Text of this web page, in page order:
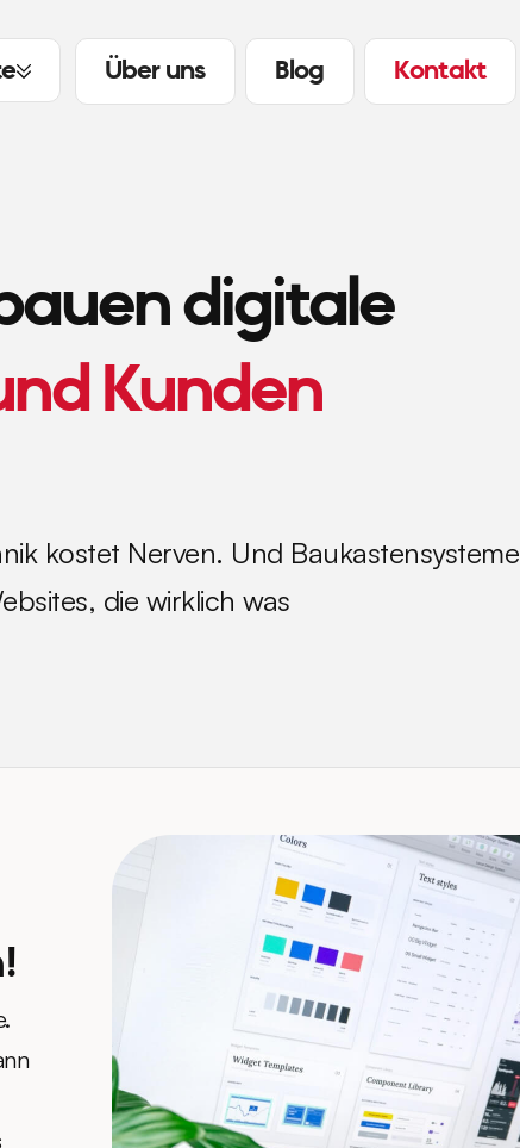
Über uns Blog Kontakt
digitale
Kunden
kostet Nerven. Und Baukastensysteme
die wirklich was